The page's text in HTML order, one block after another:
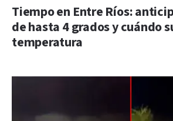
Tiempo en Entre Ríos:
de hasta 4 grados y cuándo
temperatura